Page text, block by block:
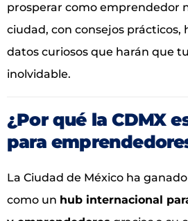
prosperar como emprendedor
ciudad, con consejos prácticos,
datos curiosos que harán que
inolvidable.
¿Por qué la CDMX
para
La Ciudad de México ha
como un hub internacional